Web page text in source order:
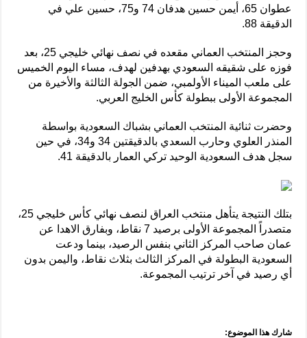
عطوان 65، أيمن حسين هدفان 74 و75، حسين علي في
الدقيقة 88.
وحجز المنتخب العماني مقعده في نصف نهائي خليجي 25، بعد
فوزه على شقيقه السعودي بهدفين لهدف، مساء اليوم الخميس
على ملعب الميناء الأولمبي، ضمن الجولة الثالثة والأخيرة من
المجموعة الأولى ببطولة كأس الخليج العربي.
وحضرت ثنائية المنتخب العماني بشباك السعودية بواسطة
المنذر العلوي وحارب السعدي بالدقيقتين 34 و34، في حين
سجل هدف السعودية الوحيد تركي العمار بالدقيقة 41.
بتلك النتيجة يتأهل منتخب العراق لنصف نهائي كأس خليجي 25،
متصدراً المجموعة الأولى برصيد 7 نقاط، وبفارق الاهدا عن
عمان صاحب المركز الثاني بنفس الرصيد، بينما ودعت
السعودية البطولة في المركز الثالث بثلاث نقاط، واليمن بدون
أي رصيد في آخر ترتيب المجموعة.
شارك هذا الموضوع: